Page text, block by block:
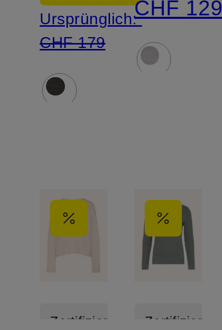
Ursprünglich:
CHF 179
CHF
Zertifiziert Zertifiziert